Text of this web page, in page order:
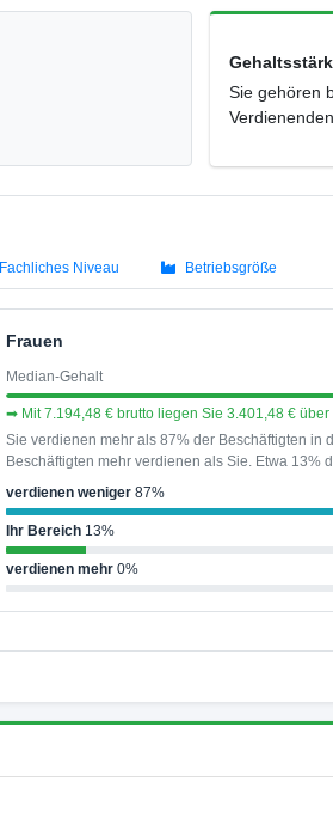
Sie gehören
Verdienenden.
Fachliches Niveau Betriebsgröße
Frauen
Median-Gehalt
➡ Mit 7.194,48 € brutto liegen Sie 3.401,48 €
Sie verdienen mehr als 87% der Beschäftigten in
Beschäftigten mehr verdienen als Sie. Etwa 13%
verdienen weniger 87%
Ihr Bereich 13%
verdienen mehr 0%